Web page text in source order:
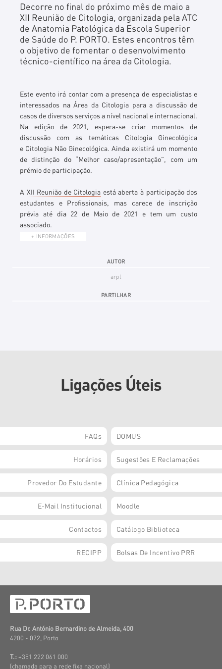
Decorre no final do próximo mês de maio a
XII Reunião de Citologia, organizada pela ATC
de Anatomia Patológica da Escola Superior
de Saúde do P. PORTO. Estes encontros têm
o objetivo de fomentar o desenvolvimento
técnico-científico na área da Citologia.
Este evento irá contar com a presença de especialistas e
interessados na Área da Citologia para a discussão de
casos de diversos serviços a nível nacional e internacional.
Na edição de 2021, espera-se criar momentos de
discussão com as temáticas Citologia Ginecológica
e Citologia Não Ginecológica. Ainda existirá um momento
de distinção do “Melhor caso/apresentação”, com um
prémio de participação.
A XII Reunião de Citologia está aberta à participação dos
estudantes e Profissionais, mas carece de inscrição
prévia até dia 22 de Maio de 2021 e tem um custo
associado.
+ INFORMAÇÕES
AUTOR
arpl
PARTILHAR
Ligações Úteis
FAQs DOMUS
Horários Sugestões E Reclamações
Provedor Do Estudante Clínica Pedagógica
E-Mail Institucional Moodle
Contactos Catálogo Biblioteca
RECIPP Bolsas De Incentivo PRR
Rua Dr. António Bernardino de Almeida, 400
4200 - 072, Porto
T.: +351 222 061 000
(chamada para a rede fixa nacional)